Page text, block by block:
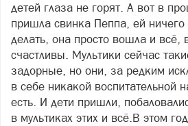
детей глаза не горят. А вот в
пришла свинка Пеппа, ей
делать, она просто вошла и всё,
счастливы. Мультики сейчас
задорные, но они, за редким
в себе никакой воспитательной
есть. И дети пришли,
в мультиках этих и всё.В этом